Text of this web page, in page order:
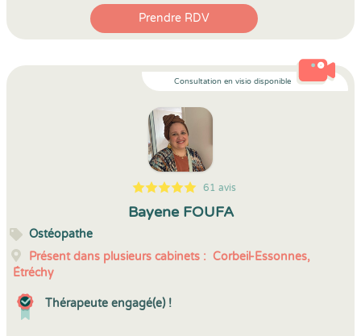
Prendre RDV
Consultation en visio disponible
5
1
5
61 61 avis
Bayene FOUFA
Ostéopathe
Présent dans plusieurs cabinets : Corbeil-Essonnes,
Étréchy
Thérapeute engagé(e) !